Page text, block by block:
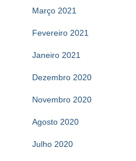
Março 2021
Fevereiro 2021
Janeiro 2021
Dezembro 2020
Novembro 2020
Agosto 2020
Julho 2020